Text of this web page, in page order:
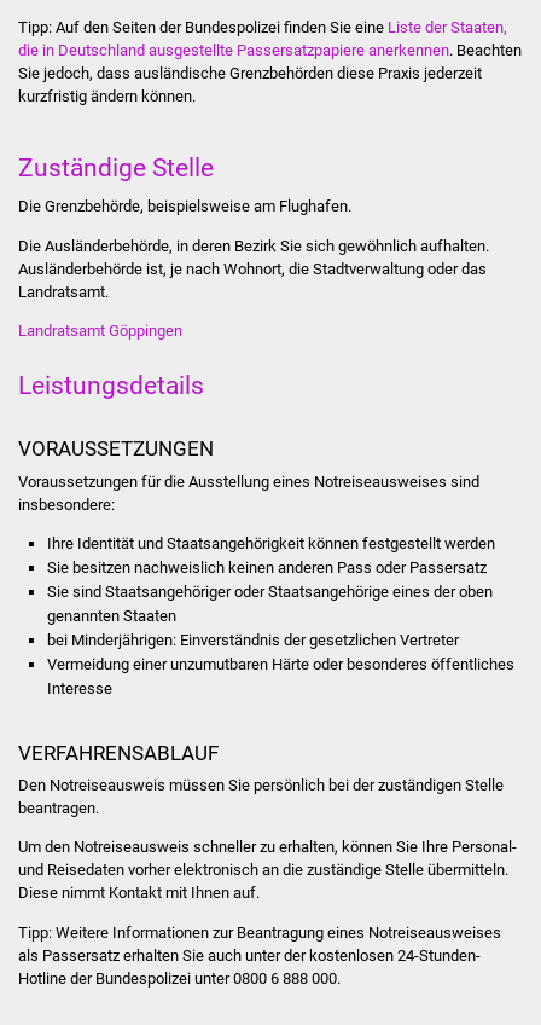
Dienstleistungen
Bürgerinfos
Bildung
Soziale Einrichtungen
Lokale Agenda
Fachteam Jugend
Kinder- und
Familienzentrum
Stadtwerke
Suenergie
Tipp: Auf den Seiten der Bundespolizei finden Sie eine Liste der Staaten,
die in Deutschland ausgestellte Passersatzpapiere anerkennen. Beachten
Sie jedoch, dass ausländische Grenzbehörden diese Praxis jederzeit
kurzfristig ändern können.
Zuständige Stelle
Die Grenzbehörde, beispielsweise am Flughafen.
Die Ausländerbehörde, in deren Bezirk Sie sich gewöhnlich aufhalten.
Ausländerbehörde ist, je nach Wohnort, die Stadtverwaltung oder das
Landratsamt.
Landratsamt Göppingen
Leistungsdetails
VORAUSSETZUNGEN
Voraussetzungen für die Ausstellung eines Notreiseausweises sind
insbesondere:
Ihre Identität und Staatsangehörigkeit können festgestellt werden
Sie besitzen nachweislich keinen anderen Pass oder Passersatz
Sie sind Staatsangehöriger oder Staatsangehörige eines der oben
genannten Staaten
bei Minderjährigen: Einverständnis der gesetzlichen Vertreter
Vermeidung einer unzumutbaren Härte oder besonderes öffentliches
Interesse
VERFAHRENSABLAUF
Den Notreiseausweis müssen Sie persönlich bei der zuständigen Stelle
beantragen.
Um den Notreiseausweis schneller zu erhalten, können Sie Ihre Personal-
und Reisedaten vorher elektronisch an die zuständige Stelle übermitteln.
Diese nimmt Kontakt mit Ihnen auf.
Tipp:Weitere Informationen zur Beantragung eines Notreiseausweises
als Passersatz erhalten Sie auch unter der kostenlosen 24-Stunden-
Hotline der Bundespolizei unter 0800 6 888 000.